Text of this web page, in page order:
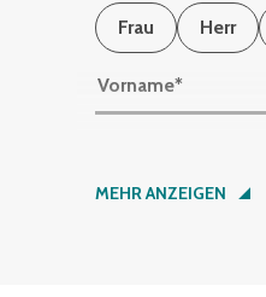
Frau
Herr
Vorname*
Nachname*
MEHR ANZEIGEN